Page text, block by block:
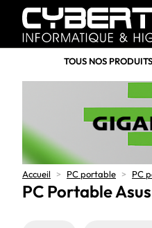
TOUS NOS PRODUITS
Accueil > PC portable > PC
PC Portable